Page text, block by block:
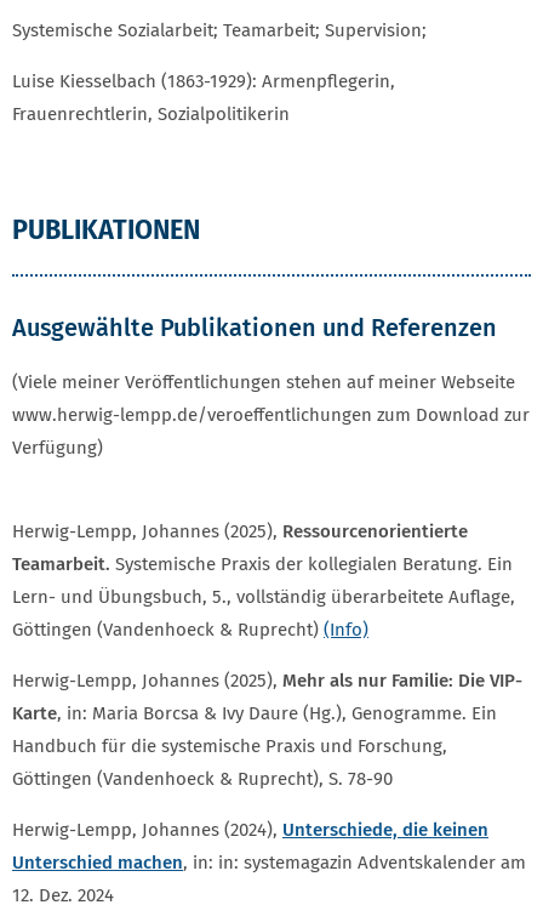
Systemische Sozialarbeit; Teamarbeit; Supervision;
Luise Kiesselbach (1863-1929): Armenpflegerin,
Frauenrechtlerin, Sozialpolitikerin
PUBLIKATIONEN
Ausgewählte Publikationen und Referenzen
(Viele meiner Veröffentlichungen stehen auf meiner Webseite
www.herwig-lempp.de/veroeffentlichungen zum Download zur
Verfügung)
Herwig-Lempp, Johannes (2025), Ressourcenorientierte
Teamarbeit. Systemische Praxis der kollegialen Beratung. Ein
Lern- und Übungsbuch, 5., vollständig überarbeitete Auflage,
Göttingen (Vandenhoeck & Ruprecht) (Info)
Herwig-Lempp, Johannes (2025), Mehr als nur Familie: Die VIP-
Karte, in: Maria Borcsa & Ivy Daure (Hg.), Genogramme. Ein
Handbuch für die systemische Praxis und Forschung,
Göttingen (Vandenhoeck & Ruprecht), S. 78-90
Herwig-Lempp, Johannes (2024), Unterschiede, die keinen
Unterschied machen, in: in: systemagazin Adventskalender am
12. Dez. 2024